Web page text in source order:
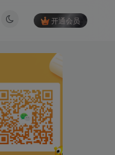
开通会员